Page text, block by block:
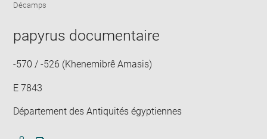
Décamps
papyrus documentaire
-570 / -526 (Khenemibrê Amasis)
E 7843
Département des Antiquités égyptiennes